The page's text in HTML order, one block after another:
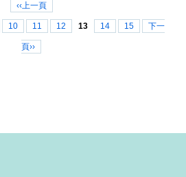
‹‹上一頁
10 11 12 13 14 15 下一
頁››